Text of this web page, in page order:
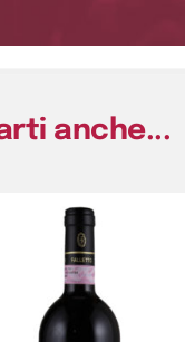
anche...